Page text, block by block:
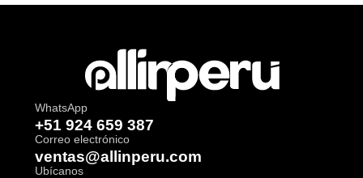
WhatsApp
+51 924 659 387
Correo electrónico
ventas@allinperu.com
Ubícanos